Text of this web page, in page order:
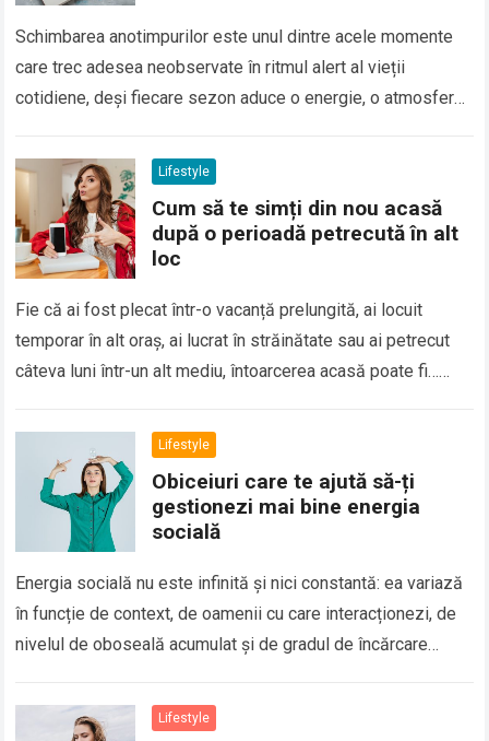
Schimbarea anotimpurilor este unul dintre acele momente
care trec adesea neobservate în ritmul alert al vieții
cotidiene, deși fiecare sezon aduce o energie, o atmosferă
Lifestyle
Cum să te simți din nou acasă
după o perioadă petrecută în alt
loc
Fie că ai fost plecat într-o vacanță prelungită, ai locuit
temporar în alt oraș, ai lucrat în străinătate sau ai petrecut
câteva luni într-un alt mediu, întoarcerea acasă poate fi…
Lifestyle
Obiceiuri care te ajută să-ți
gestionezi mai bine energia
socială
Energia socială nu este infinită și nici constantă: ea variază
în funcție de context, de oamenii cu care interacționezi, de
nivelul de oboseală acumulat și de gradul de încărcare
Lifestyle